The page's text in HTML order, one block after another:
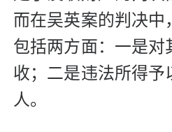
而在吴英案的判决中
包括两方面：一是对
收；二是违法所得予
人。